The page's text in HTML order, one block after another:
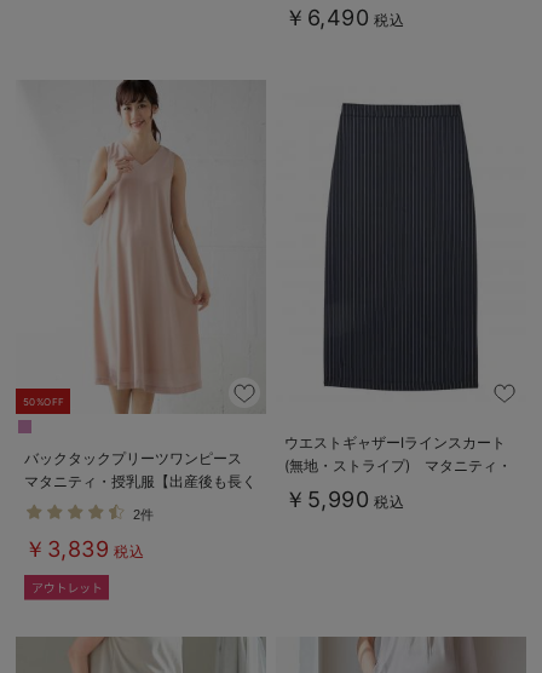
￥6,490 税込
50%OFF
バックタックプリーツワンピース
マタニティ・授乳服【出産後も長く
使える】
2件
￥3,839 税込
ウエストギャザーIラインスカート
(無地・ストライプ) マタニティ・
産後【産後も長く着られる】
￥5,990 税込